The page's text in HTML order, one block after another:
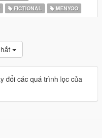
FICTIONAL MENYOO
đổi các quá trình lọc của